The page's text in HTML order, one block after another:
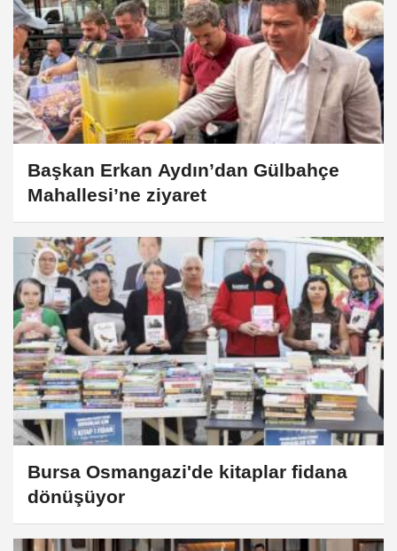
Başkan Erkan Aydın’dan Gülbahçe
Mahallesi’ne ziyaret
Bursa Osmangazi'de kitaplar fidana
dönüşüyor